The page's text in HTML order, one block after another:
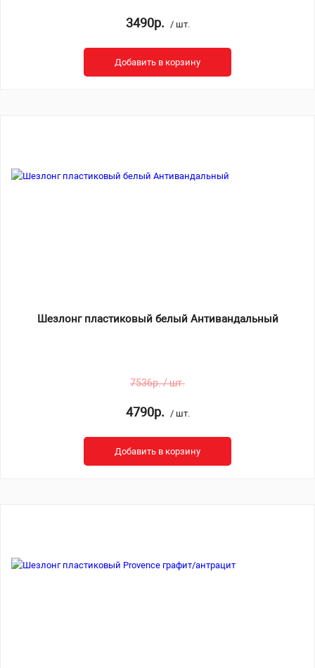
3490р. / шт.
Добавить в корзину
Шезлонг пластиковый белый Антивандальный
7536р. / шт.
4790р. / шт.
Добавить в корзину